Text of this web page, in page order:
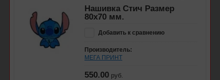
Нашивка Стич Размер
80х70 мм.
Добавить к сравнению
Производитель:
МЕГА ПРИНТ
550.00 руб.